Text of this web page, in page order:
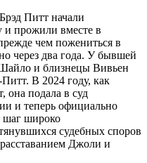
Питт начали
и прожили вместе в
чем пожениться в
через два года. У бывшей
и близнецы Вивьен
В 2024 году, как
она подала в суд
и теперь официально
шаг широко
судебных споров
Джоли и